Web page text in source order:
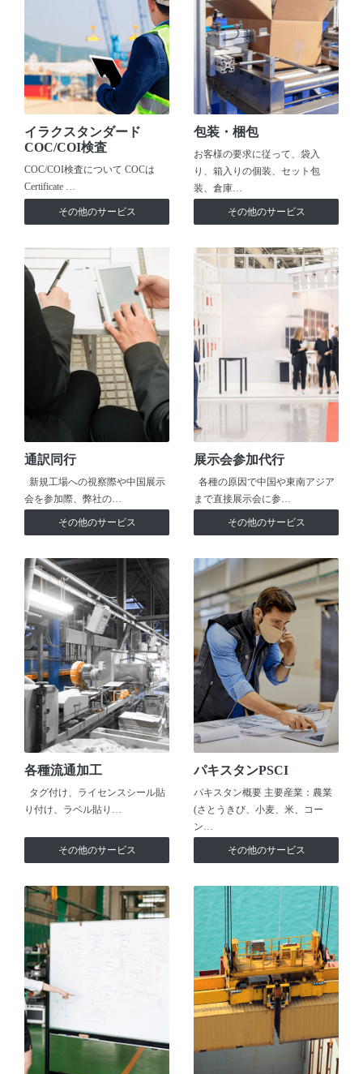
イラクスタンダード
COC/COI検査
COC/COI検査について COCは
Certificate …
その他のサービス
包装・梱包
お客様の要求に従って、袋入
り、箱入りの個装、セット包
装、倉庫…
その他のサービス
通訳同行
新規工場への視察際や中国展示
会を参加際、弊社の…
その他のサービス
展示会参加代行
各種の原因で中国や東南アジア
まで直接展示会に参…
その他のサービス
各種流通加工
タグ付け、ライセンスシール貼
り付け、ラベル貼り…
その他のサービス
パキスタンPSCI
パキスタン概要 主要産業：農業
(さとうきび、小麦、米、コー
ン…
その他のサービス